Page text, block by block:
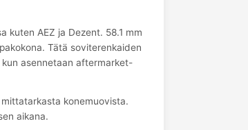
kuten AEZ ja Dezent. 58.1 mm
Tätä soviterenkaiden
asennetaan aftermarket-
konemuovista.
aikana.